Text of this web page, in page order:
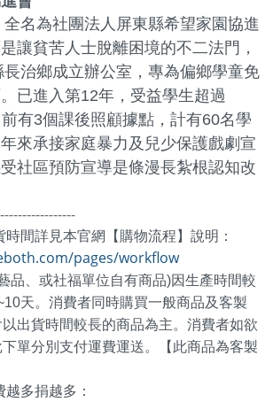
名為社團法人屏東縣希望家園協進
讓貧苦人士脫離困境的不二法門，
治鄉成立辦公室，專為偏鄉學童免
已進入第12年，受益學生超過
有3個課後照顧據點，計有60名學
來承接家庭暴力及兒少保護戲劇宣
社區預防宣導是條漫長紮根認知改
間詳見本官網【購物流程】說明：
pages/workflow
品、或社福單位自有商品)因生產時間較
天。消費者同時購買一般商品及客製
出貨時間較長的商品為主。消費者如欲
單分別支付運費運送。【此商品為客製
多捐越多：